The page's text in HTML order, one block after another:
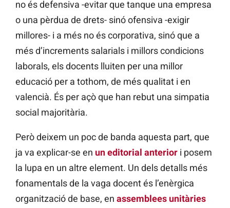
no és defensiva -evitar que tanque una empresa
o una pèrdua de drets- sinó ofensiva -exigir
millores- i a més no és corporativa, sinó que a
més d’increments salarials i millors condicions
laborals, els docents lluiten per una millor
educació per a tothom, de més qualitat i en
valencià. És per açò que han rebut una simpatia
social majoritària.
Però deixem un poc de banda aquesta part, que
ja va explicar-se en un editorial anterior i posem
la lupa en un altre element. Un dels detalls més
fonamentals de la vaga docent és l’enèrgica
organització de base, en assemblees unitàries